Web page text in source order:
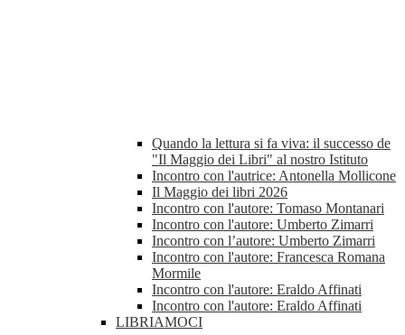
Quando la lettura si fa viva: il successo de
"Il Maggio dei Libri" al nostro Istituto
Incontro con l'autrice: Antonella Mollicone
Il Maggio dei libri 2026
Incontro con l'autore: Tomaso Montanari
Incontro con l'autore: Umberto Zimarri
Incontro con l’autore: Umberto Zimarri
Incontro con l'autore: Francesca Romana
Mormile
Incontro con l'autore: Eraldo Affinati
Incontro con l'autore: Eraldo Affinati
LIBRIAMOCI